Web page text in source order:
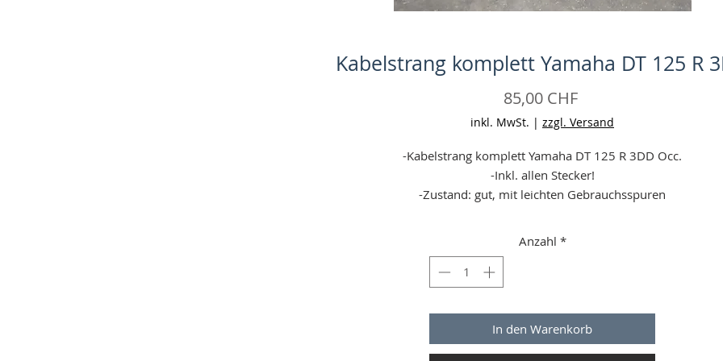
Kabelstrang komplett Yamaha DT 125 R
85,00 CHFPreis
inkl. MwSt. | zzgl. Versand
-Kabelstrang komplett Yamaha DT 125 R 3DD Occ.
-Inkl. allen Stecker!
-Zustand: gut, mit leichten Gebrauchsspuren
gelten nicht!) = Geld zurück)
-Angaben ohne Gewähr
-Aufgrund einer Preiserhöhung unseres Versandpartners sind wir
gezwungen die Versandpreise um jeweils 1 - 5 CHF zu erhöhen.
Vielen Dank für Ihr Verständnis!
Anzahl *
In den Warenkorb